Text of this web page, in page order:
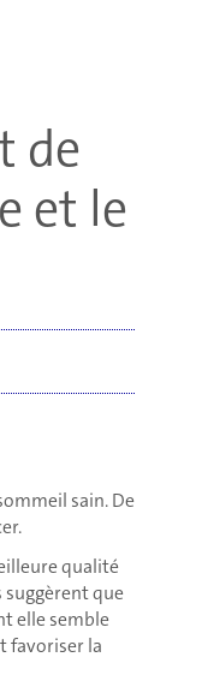
de
et le
sain. De
qualité
suggèrent que
elle semble
favoriser la